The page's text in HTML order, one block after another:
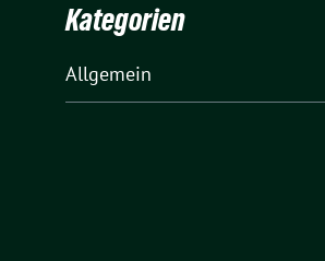
Kategorien
Allgemein